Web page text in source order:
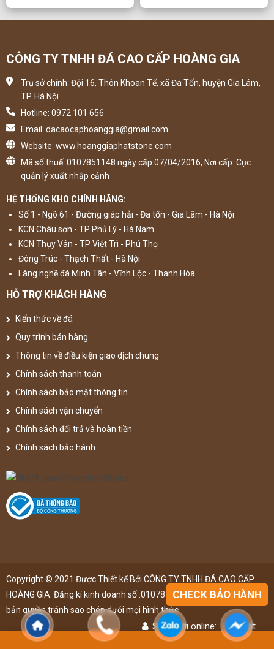
CÔNG TY TNHH ĐÁ CAO CẤP HOÀNG GIA
Trụ sở chính: Đội 16, Thôn Khoan Tế, xã Đa Tốn, huyện Gia Lâm,
TP. Hà Nội
Hotline: 0972 101 656
Email: dacaocaphoanggia@gmail.com
Website: www.hoanggiaphatstone.com
Mã số thuế: 0107851148 ngày cấp 07/04/2016, Nơi cấp: Cục
quản lý xuất nhập cảnh
HỆ THỐNG KHO CHÍNH HÃNG:
Số 1 - Ngõ 61 - Đường giáp hải - Đa tốn - Gia Lâm - Hà Nội
KCN Châu sơn - TP Phủ Lý - Hà Nam
KCN Thụy Vân - TP Việt Trì - Phú Thọ
Đông Trúc - Thạch Thất - Hà Nội
Làng nghề đá Minh Tân - Vĩnh Lộc - Thanh Hóa
HỖ TRỢ KHÁCH HÀNG
Kiến thức về đá
Quy trình bán hàng
Thông tin về điều kiện giao dịch chung
Chính sách thanh toán
Chính sách bảo mật thông tin
Chính sách vận chuyển
Chính sách đổi trả và hoàn tiền
Chính sách bảo hành
Copyright © 2021 Được Thiết kế Bởi CÔNG TY TNHH ĐÁ CAO CẤP
HOÀNG GIA. Đăng kí kinh doanh số :0107851148 ,đã được đăng kí
bản quyền,tránh sao chép dưới mọi hình thức
Số người online: 48 lượt
Lượt truy cập:
4888627 lượt
CHECK BẢO HÀNH